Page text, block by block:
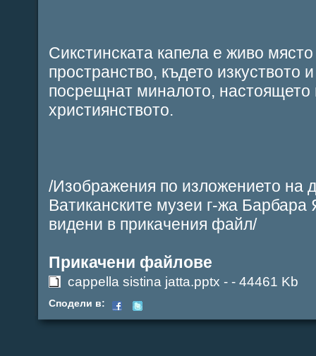
Сикстинската капела е живо
пространство, където изкуството
посрещнат миналото,
християнството.
/Изображения по изложението на
Ватиканските музеи г-жа Барбара
видени в прикачения файл/
Прикачени файлове
cappella sistina jatta.pptx - - 44461 Kb
Сподели в: